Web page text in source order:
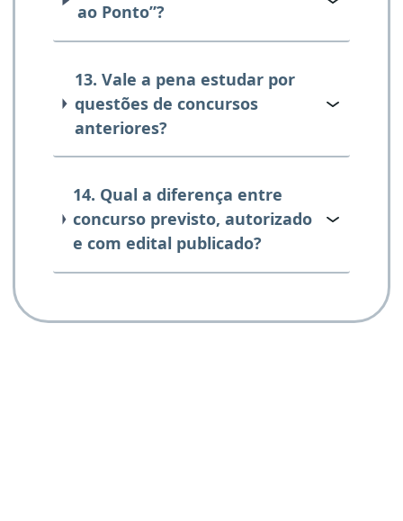
ao Ponto”?
13. Vale a pena estudar por
questões de concursos
anteriores?
14. Qual a diferença entre
concurso previsto, autorizado
e com edital publicado?